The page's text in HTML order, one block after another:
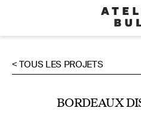
< TOUS LES PROJETS
BORDEAUX